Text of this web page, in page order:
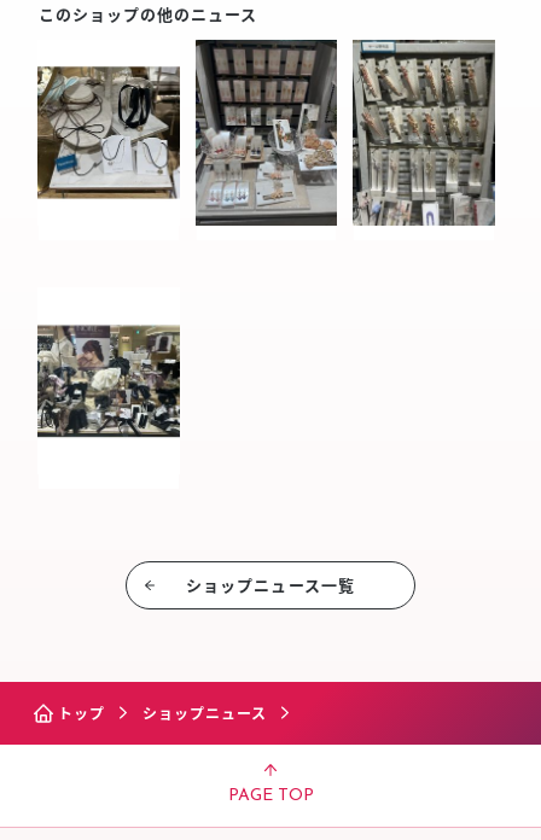
このショップの他のニュース
ショップニュース⼀覧
トップ ショップニュース
PAGE TOP